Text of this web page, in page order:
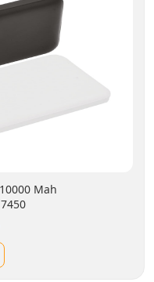
Mah
7450